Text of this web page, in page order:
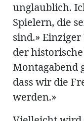
unglaublich.
Spielern, die
sind.»
der
Montagabend
dass wir die
werden.»